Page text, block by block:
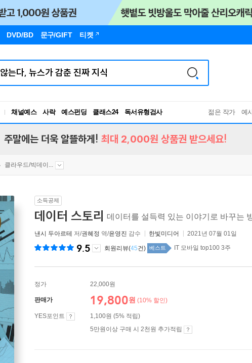
DVD/BD 문구/GIFT 티켓
채널예스 사락 예스펀딩 클래스24
독서유형검사
RBTI Lab
젊은 작가 예
주말에는 더욱 알뜰하게! 최대 2,000원 상품권 받으세요!
클라우드/빅데이...
소득공제
데이터 스토리 데이터를 설득력 있는 이야기로 바꾸는
낸시 두아르테 저/권혜정 역/윤영진 감수 한빛미디어 2021년 07월 01일
9.5 회원리뷰(45건) 베스트 IT 모바일 top100 3주
정가 22,000원
판매가 19,800원 (10% 할인)
YES포인트
1,100원 (5% 적립)
5만원이상 구매 시 2천원 추가적립